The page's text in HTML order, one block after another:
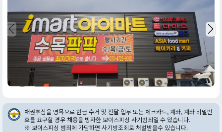
채권추심을 명목으로 현금 수거 및 전달 업무 또는 체크카드, 계좌, 계좌 비밀번
호를 요구할 경우 채용을 빙자한 보이스피싱 사기범죄일 수 있습니다.
※ 보이스피싱 범죄에 가담하면 사기방조죄로 처벌받을수 있습니다.